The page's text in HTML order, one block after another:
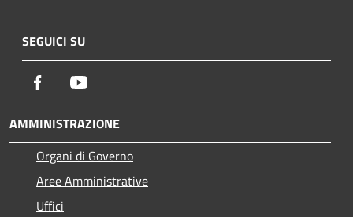
SEGUICI SU
Facebook
AMMINISTRAZIONE
Organi di Governo
Aree Amministrative
Uffici